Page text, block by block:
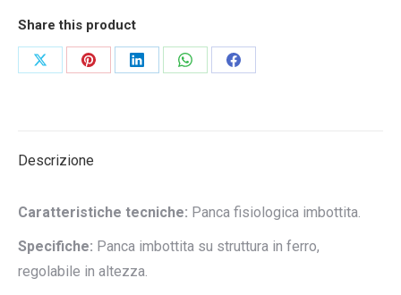
Share this product
CondividiCondividiCondividiCondividiCondividi
Descrizione
Caratteristiche tecniche: Panca fisiologica imbottita.
Specifiche: Panca imbottita su struttura in ferro,
regolabile in altezza.